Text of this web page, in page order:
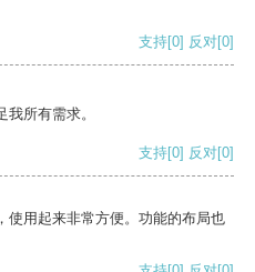
支持[0] 反对[0]
所有需求。
支持[0] 反对[0]
使用起来非常方便。功能的布局也